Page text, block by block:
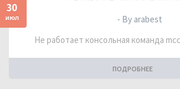
30
июл
- By arabest
Не работает консольная команда
ПОДРОБНЕЕ